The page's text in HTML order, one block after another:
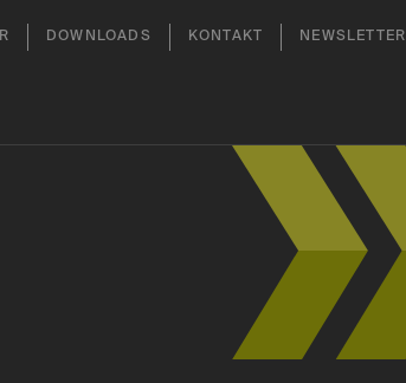
DOWNLOADS KONTAKT NEWSLETTER